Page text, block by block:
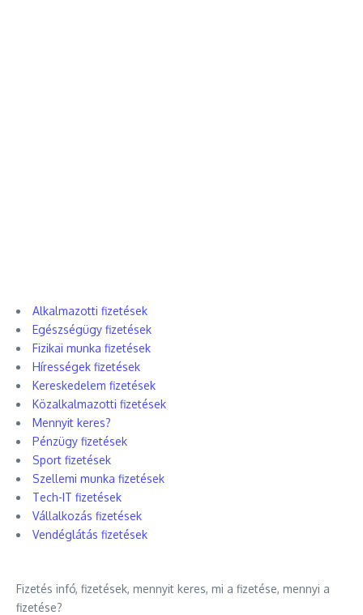
Alkalmazotti fizetések
Egészségügy fizetések
Fizikai munka fizetések
Hírességek fizetések
Kereskedelem fizetések
Közalkalmazotti fizetések
Mennyit keres?
Pénzügy fizetések
Sport fizetések
Szellemi munka fizetések
Tech-IT fizetések
Vállalkozás fizetések
Vendéglátás fizetések
Fizetés infó, fizetések, mennyit keres, mi a fizetése, mennyi a
fizetése?